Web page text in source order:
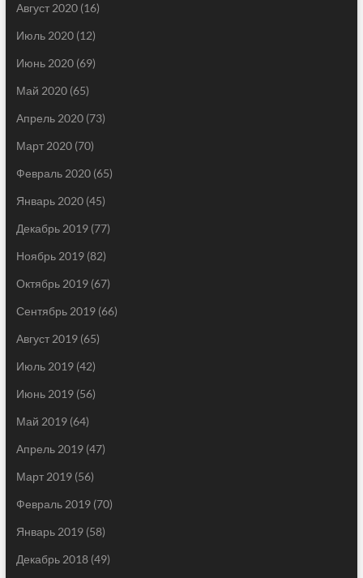
Август 2020(16)
Июль 2020(12)
Июнь 2020(69)
Май 2020(65)
Апрель 2020(73)
Март 2020(70)
Февраль 2020(65)
Январь 2020(45)
Декабрь 2019(77)
Ноябрь 2019(82)
Октябрь 2019(67)
Сентябрь 2019(66)
Август 2019(65)
Июль 2019(42)
Июнь 2019(56)
Май 2019(64)
Апрель 2019(47)
Март 2019(56)
Февраль 2019(70)
Январь 2019(58)
Декабрь 2018(49)